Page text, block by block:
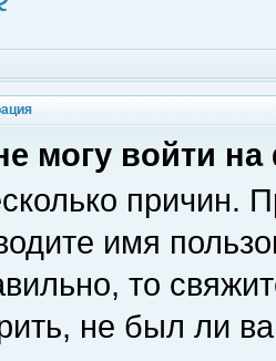
могу войти
причин.
имя
то
не был ли